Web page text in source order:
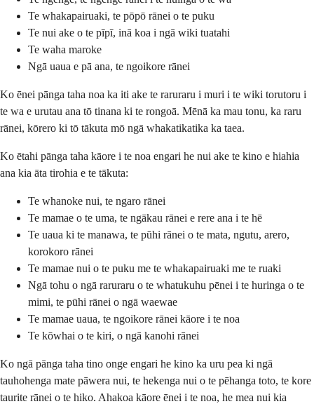
Te whakapairuaki, te pōpō rānei o te puku
Te nui ake o te pīpī, inā koa i ngā wiki tuatahi
Te waha maroke
Ngā uaua e pā ana, te ngoikore rānei
Ko ēnei pānga taha noa ka iti ake te raruraru i muri i te wiki torutoru i
te wa e urutau ana tō tinana ki te rongoā. Mēnā ka mau tonu, ka raru
rānei, kōrero ki tō tākuta mō ngā whakatikatika ka taea.
Ko ētahi pānga taha kāore i te noa engari he nui ake te kino e hiahia
ana kia āta tirohia e te tākuta:
Te whanoke nui, te ngaro rānei
Te mamae o te uma, te ngākau rānei e rere ana i te hē
Te uaua ki te manawa, te pūhi rānei o te mata, ngutu, arero,
korokoro rānei
Te mamae nui o te puku me te whakapairuaki me te ruaki
Ngā tohu o ngā raruraru o te whatukuhu pēnei i te huringa o te
mimi, te pūhi rānei o ngā waewae
Te mamae uaua, te ngoikore rānei kāore i te noa
Te kōwhai o te kiri, o ngā kanohi rānei
Ko ngā pānga taha tino onge engari he kino ka uru pea ki ngā
tauhohenga mate pāwera nui, te hekenga nui o te pēhanga toto, te kore
taurite rānei o te hiko. Ahakoa kāore ēnei i te noa, he mea nui kia